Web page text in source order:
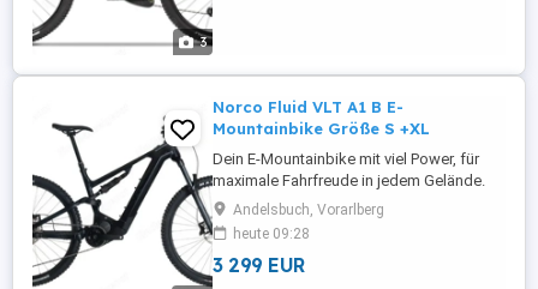
3
Norco Fluid VLT A1 B E-
Mountainbike Größe S +XL
Dein E-Mountainbike mit viel Power, für
maximale Fahrfreude in jedem Gelände.
Größen: 1xS (ca. 155-165 cm); 1xXL (ca.
182-192 cm) Neupreis: 5.490 - Shimano
EP8 720 Wh - 130 mm Federweg -
RockShox 35 Silver Federgabel -
Andelsbuch, Vorarlberg
heute 09:28
3 299 EUR